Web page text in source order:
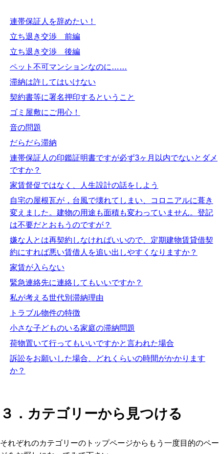
連帯保証人を辞めたい！
立ち退き交渉 前編
立ち退き交渉 後編
ペット不可マンションなのに……
滞納は許してはいけない
契約書等に署名押印するということ
ゴミ屋敷にご用心！
音の問題
だらだら滞納
連帯保証人の印鑑証明書ですが必ず3ヶ月以内でないとダメ
ですか？
家賃督促ではなく、人生設計の話をしよう
自宅の屋根瓦が，台風で壊れてしまい、コロニアルに葺き
変えました。建物の用途も面積も変わっていません。登記
は不要だとおもうのですが？
嫌な人とは再契約しなければいいので、定期建物賃貸借契
約にすれば悪い賃借人を追い出しやすくなりますか？
家賃が入らない
緊急連絡先に連絡してもいいですか？
私が考える世代別滞納理由
トラブル物件の特徴
小さな子どものいる家庭の滞納問題
荷物置いて行ってもいいですかと言われた場合
訴訟をお願いした場合、どれくらいの時間がかかります
か？
３．カテゴリーから見つける
それぞれのカテゴリーのトップページからもう一度目的のペー